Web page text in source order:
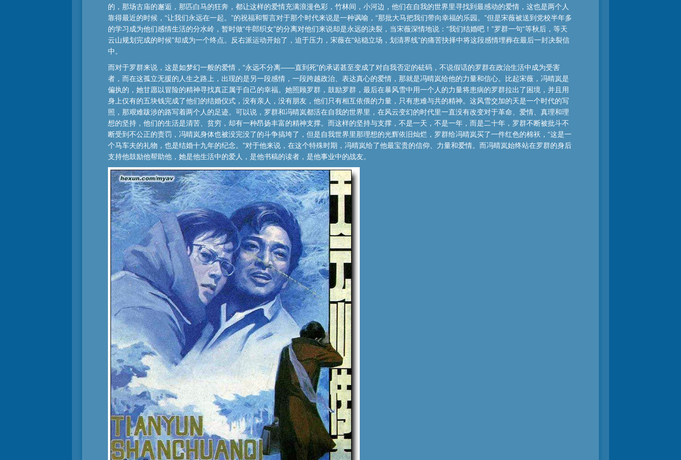
的，那场古庙的邂逅，那匹白马的狂奔，都让这样的爱情充满浪漫色彩，竹林间，小河边，他们在自我的世界里寻找到最感动的爱情，这也是两个人
靠得最近的时候，“让我们永远在一起。”的祝福和誓言对于那个时代来说是一种讽喻，“那批大马把我们带向幸福的乐园。”但是宋薇被送到党校半年多
的学习成为他们感情生活的分水岭，暂时做“牛郎织女”的分离对他们来说却是永远的决裂，当宋薇深情地说：“我们结婚吧！”罗群一句“等秋后，等天
云山规划完成的时候”却成为一个终点。反右派运动开始了，迫于压力，宋薇在“站稳立场，划清界线”的痛苦抉择中将这段感情埋葬在最后一封决裂信
中。
而对于罗群来说，这是如梦幻一般的爱情，“永远不分离——直到死”的承诺甚至变成了对自我否定的砝码，不说假话的罗群在政治生活中成为受害
者，而在这孤立无援的人生之路上，出现的是另一段感情，一段跨越政治、表达真心的爱情，那就是冯晴岚给他的力量和信心。比起宋薇，冯晴岚是
偏执的，她甘愿以冒险的精神寻找真正属于自己的幸福。她照顾罗群，鼓励罗群，最后在暴风雪中用一个人的力量将患病的罗群拉出了困境，并且用
身上仅有的五块钱完成了他们的结婚仪式，没有亲人，没有朋友，他们只有相互依偎的力量，只有患难与共的精神。这风雪交加的天是一个时代的写
照，那艰难跋涉的路写着两个人的足迹。可以说，罗群和冯晴岚都活在自我的世界里，在风云变幻的时代里一直没有改变对于革命、爱情、真理和理
想的坚持，他们的生活是清苦、贫穷，却有一种昂扬丰富的精神支撑。而这样的坚持与支撑，不是一天，不是一年，而是二十年，罗群不断被批斗不
断受到不公正的责罚，冯晴岚身体也被没完没了的斗争搞垮了，但是自我世界里那理想的光辉依旧灿烂，罗群给冯晴岚买了一件红色的棉袄，“这是一
个马车夫的礼物，也是结婚十九年的纪念。”对于他来说，在这个特殊时期，冯晴岚给了他最宝贵的信仰、力量和爱情。而冯晴岚始终站在罗群的身后
支持他鼓励他帮助他，她是他生活中的爱人，是他书稿的读者，是他事业中的战友。